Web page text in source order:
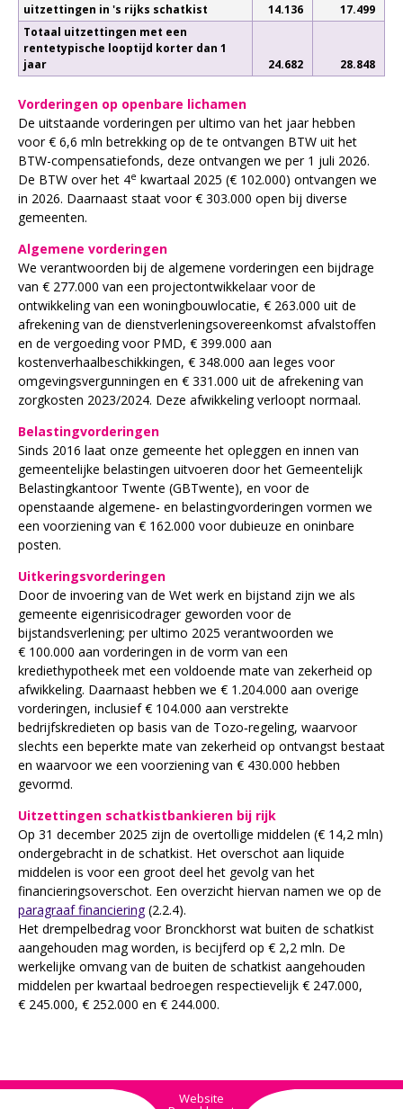
uitzettingen in 's rijks schatkist
14.136
17.499
Totaal uitzettingen met een
rentetypische looptijd korter dan 1
jaar
24.682 28.848
Vorderingen op openbare lichamen
De uitstaande vorderingen per ultimo van het jaar hebben
voor € 6,6 mln betrekking op de te ontvangen BTW uit het
BTW-compensatiefonds, deze ontvangen we per 1 juli 2026.
De BTW over het 4e kwartaal 2025 (€ 102.000) ontvangen we
in 2026. Daarnaast staat voor € 303.000 open bij diverse
gemeenten.
Algemene vorderingen
We verantwoorden bij de algemene vorderingen een bijdrage
van € 277.000 van een projectontwikkelaar voor de
ontwikkeling van een woningbouwlocatie, € 263.000 uit de
afrekening van de dienstverleningsovereenkomst afvalstoffen
en de vergoeding voor PMD, € 399.000 aan
kostenverhaalbeschikkingen, € 348.000 aan leges voor
omgevingsvergunningen en € 331.000 uit de afrekening van
zorgkosten 2023/2024. Deze afwikkeling verloopt normaal.
Belastingvorderingen
Sinds 2016 laat onze gemeente het opleggen en innen van
gemeentelijke belastingen uitvoeren door het Gemeentelijk
Belastingkantoor Twente (GBTwente), en voor de
openstaande algemene‑ en belastingvorderingen vormen we
een voorziening van € 162.000 voor dubieuze en oninbare
posten.
Uitkeringsvorderingen
Door de invoering van de Wet werk en bijstand zijn we als
gemeente eigenrisicodrager geworden voor de
bijstandsverlening; per ultimo 2025 verantwoorden we
€ 100.000 aan vorderingen in de vorm van een
krediethypotheek met een voldoende mate van zekerheid op
afwikkeling. Daarnaast hebben we € 1.204.000 aan overige
vorderingen, inclusief € 104.000 aan verstrekte
bedrijfskredieten op basis van de Tozo‑regeling, waarvoor
slechts een beperkte mate van zekerheid op ontvangst bestaat
en waarvoor we een voorziening van € 430.000 hebben
gevormd.
Uitzettingen schatkistbankieren bij rijk
Op 31 december 2025 zijn de overtollige middelen (€ 14,2 mln)
ondergebracht in de schatkist. Het overschot aan liquide
middelen is voor een groot deel het gevolg van het
financieringsoverschot. Een overzicht hiervan namen we op de
paragraaf financiering(2.2.4).
Het drempelbedrag voor Bronckhorst wat buiten de schatkist
aangehouden mag worden, is becijferd op € 2,2 mln. De
werkelijke omvang van de buiten de schatkist aangehouden
middelen per kwartaal bedroegen respectievelijk € 247.000,
€ 245.000, € 252.000 en € 244.000.
Website